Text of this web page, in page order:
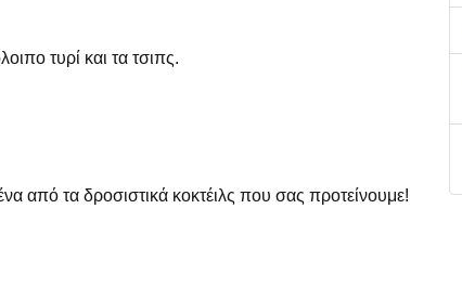
τυρί και τα τσιπς.
από τα δροσιστικά κοκτέιλς που σας προτείνουμε!